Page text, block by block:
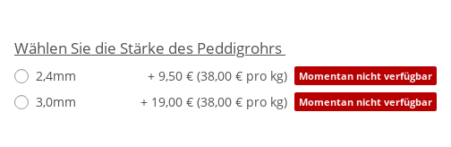
Wählen Sie die Stärke des Peddigrohrs
2,4mm + 9,50 € (38,00 € pro kg) Momentan nicht verfügbar
3,0mm + 19,00 € (38,00 € pro kg) Momentan nicht verfügbar